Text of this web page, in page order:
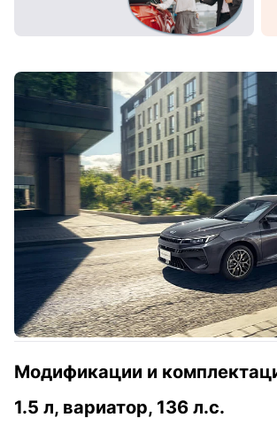
Модификации и
1.5 л, вариатор, 136 л.с.